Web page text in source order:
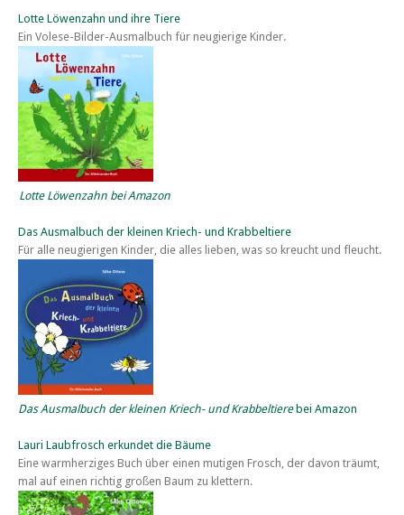
Lotte Löwenzahn und ihre Tiere
Ein Volese-Bilder-Ausmalbuch für neugierige Kinder.
Lotte Löwenzahn bei Amazon
Das Ausmalbuch der kleinen Kriech- und Krabbeltiere
Für alle neugierigen Kinder, die alles lieben, was so kreucht und fleucht.
Das Ausmalbuch der kleinen Kriech- und Krabbeltierebei Amazon
Lauri Laubfrosch erkundet die Bäume
Eine warmherziges Buch über einen mutigen Frosch, der davon träumt,
mal auf einen richtig großen Baum zu klettern.